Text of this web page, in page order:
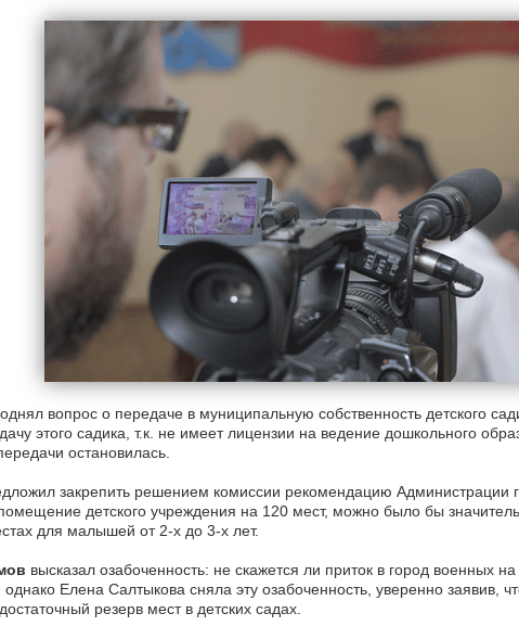
вопрос о передаче в муниципальную собственность детского
этого садика, т.к. не имеет лицензии на ведение дошкольного
остановилась.
закрепить решением комиссии рекомендацию Администрации
детского учреждения на 120 мест, можно было бы
для малышей от 2-х до 3-х лет.
высказал озабоченность: не скажется ли приток в город военных
однако Елена Салтыкова сняла эту озабоченность, уверенно заявив,
резерв мест в детских садах.